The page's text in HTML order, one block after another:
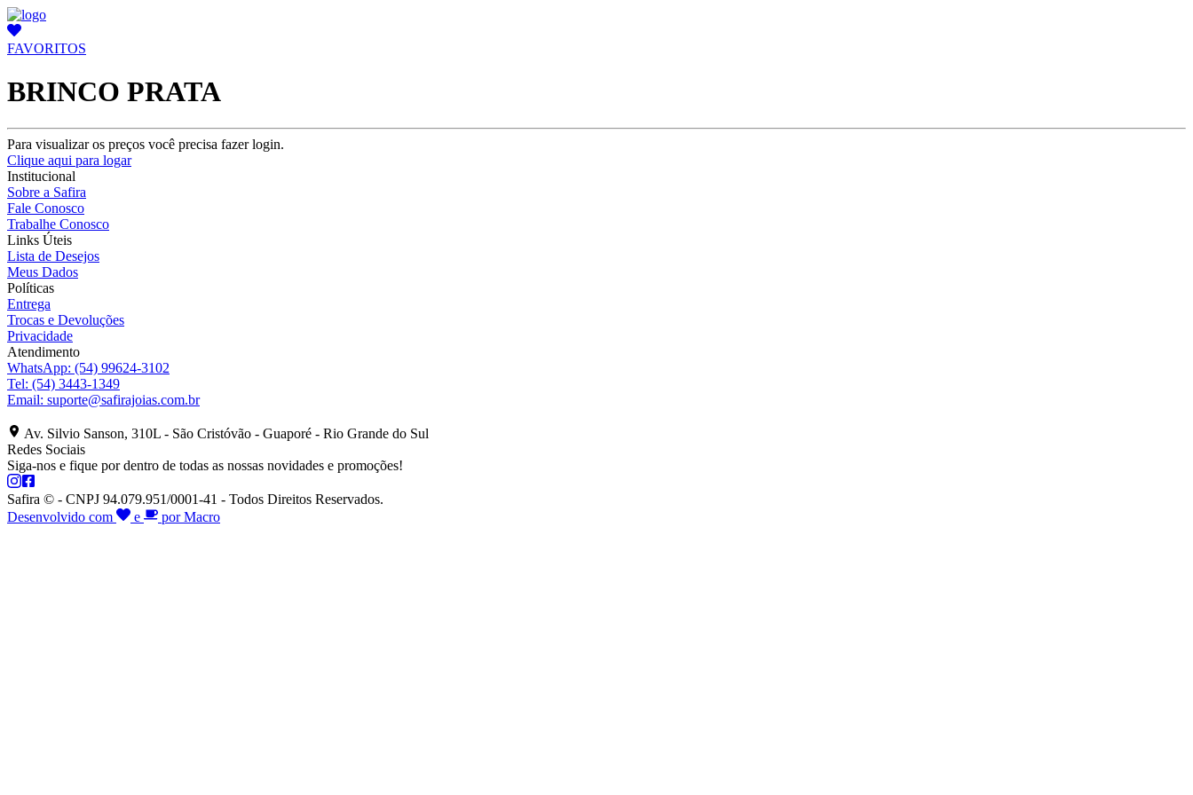
FAVORITOS
BRINCO PRATA
Para visualizar os preços você precisa fazer login.
Clique aqui para logar
Institucional
Sobre a Safira
Fale Conosco
Trabalhe Conosco
Links Úteis
Lista de Desejos
Meus Dados
Políticas
Entrega
Trocas e Devoluções
Privacidade
Atendimento
WhatsApp: (54) 99624-3102
Tel: (54) 3443-1349
Email: suporte@safirajoias.com.br
Av. Silvio Sanson, 310L - São Cristóvão - Guaporé - Rio Grande do Sul
Redes Sociais
Siga-nos e fique por dentro de todas as nossas novidades e promoções!
Safira © - CNPJ 94.079.951/0001-41 - Todos Direitos Reservados.
Desenvolvido com
e por Macro